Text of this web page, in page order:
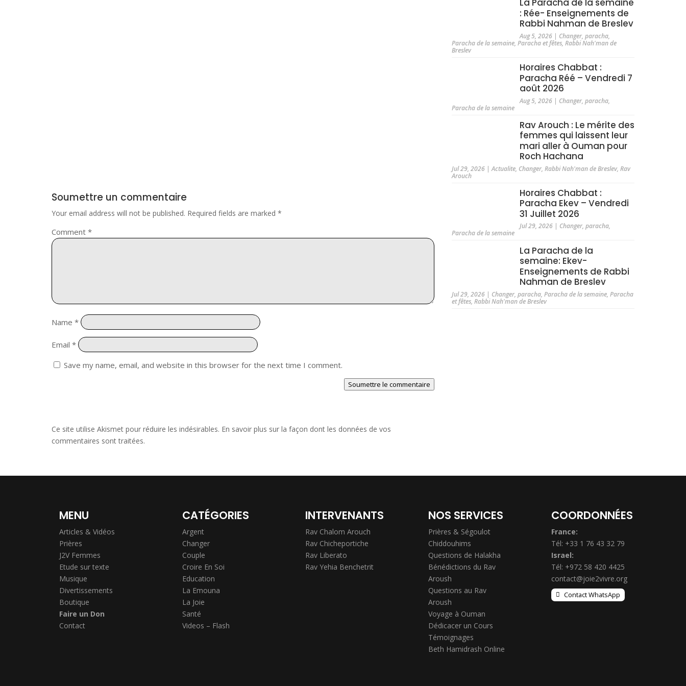
Soumettre un commentaire
Your email address will not be published. Required fields are marked *
Comment *
Name *
Email *
Save my name, email, and website in this browser for the next time I comment.
Soumettre le commentaire
Ce site utilise Akismet pour réduire les indésirables. En savoir plus sur la façon dont les données de vos
commentaires sont traitées.
La Paracha de la semaine
: Rée- Enseignements de
Rabbi Nahman de Breslev
Aug 5, 2026| Changer, paracha,
Paracha de la semaine,Paracha et fêtes,Rabbi Nah'man de
Breslev
Horaires Chabbat :
Paracha Réé – Vendredi 7
août 2026
Aug 5, 2026| Changer, paracha,
Paracha de la semaine
Rav Arouch : Le mérite des
femmes qui laissent leur
mari aller à Ouman pour
Roch Hachana
Jul 29, 2026 |Actualite, Changer,Rabbi Nah'man de Breslev,Rav
Arouch
Horaires Chabbat :
Paracha Ekev – Vendredi
31 Juillet 2026
Jul 29, 2026| Changer, paracha,
Paracha de la semaine
La Paracha de la
semaine: Ekev-
Enseignements de Rabbi
Nahman de Breslev
Jul 29, 2026 | Changer,paracha,Paracha de la semaine,Paracha
et fêtes,Rabbi Nah'man de Breslev
MENU
Articles & Vidéos
Prières
J2V Femmes
Etude sur texte
Musique
Divertissements
Boutique
Faire un Don
Contact
CATÉGORIES
Argent
Changer
Couple
Croire En Soi
Education
La Emouna
La Joie
Santé
Videos – Flash
INTERVENANTS
Rav Chalom Arouch
Rav Chicheportiche
Rav Liberato
Rav Yehia Benchetrit
NOS SERVICES
Prières & Ségoulot
Chiddouhims
Questions de Halakha
Bénédictions du Rav
Aroush
Questions au Rav
Aroush
Voyage à Ouman
Dédicacer un Cours
Témoignages
Beth Hamidrash Online
COORDONNÉES
France:
Tél: +33 1 76 43 32 79
Israel:
Tél: +972 58 420 4425
contact@joie2vivre.org
Contact WhatsApp